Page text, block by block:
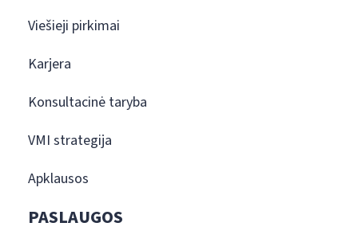
Viešieji pirkimai
Karjera
Konsultacinė taryba
VMI strategija
Apklausos
PASLAUGOS